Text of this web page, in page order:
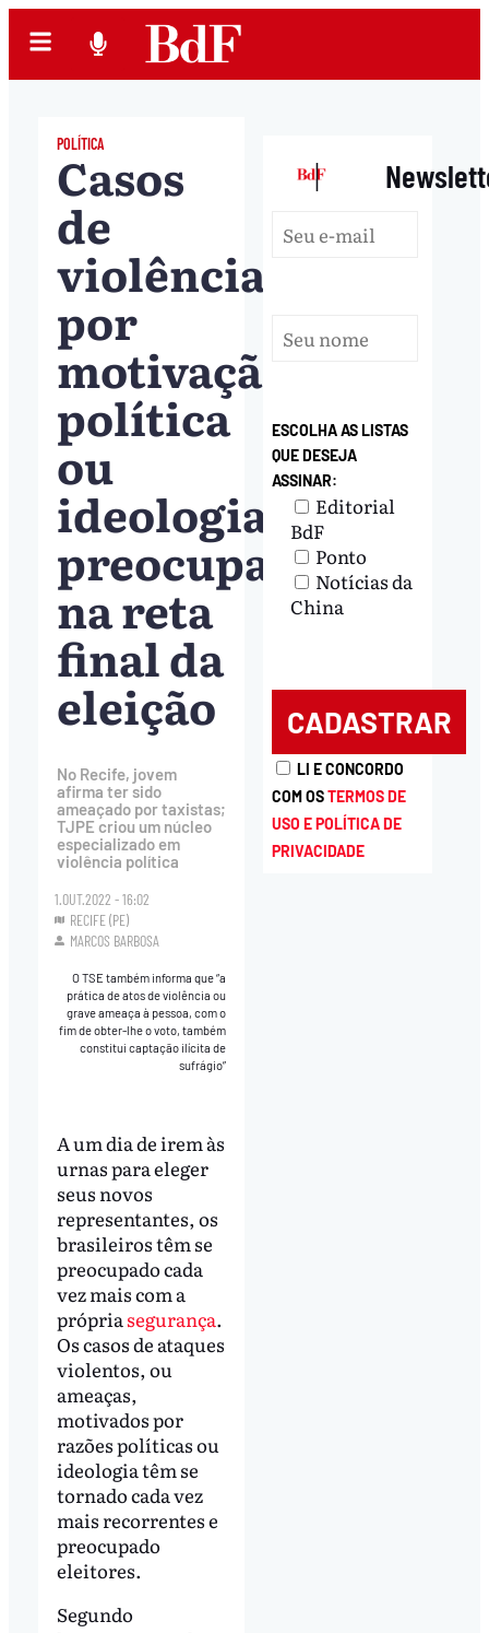
POLÍTICA
Casos
de
violência
por
motivação
política
ou
ideologia
preocupam
na reta
final da
eleição
No Recife, jovem
afirma ter sido
ameaçado por taxistas;
TJPE criou um núcleo
especializado em
violência política
1.OUT.2022 - 16:02
RECIFE (PE)
MARCOS BARBOSA
O TSE também informa que “a
prática de atos de violência ou
grave ameaça à pessoa, com o
fim de obter-lhe o voto, também
constitui captação ilícita de
sufrágio”
A um dia de irem às
urnas para eleger
seus novos
representantes, os
brasileiros têm se
preocupado cada
vez mais com a
própria segurança.
Os casos de ataques
violentos, ou
ameaças,
motivados por
razões políticas ou
ideologia têm se
tornado cada vez
mais recorrentes e
preocupado
eleitores.
Segundo
|
ESCOLHA AS LISTAS
QUE DESEJA
ASSINAR:
Editorial
BdF
Ponto
Notícias da
China
LI E CONCORDO
COM OSTERMOS DE
USO E POLÍTICA DE
PRIVACIDADE